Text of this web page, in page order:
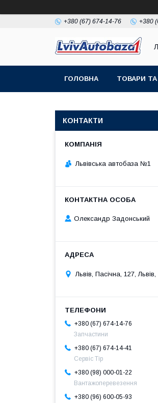
+380 (67) 674-14-76 +380
ГОЛОВНА ТОВАРИ
КОНТАКТИ
Львівська автобаза №1
Олександр Задонський
Львів, Пасічна, 127, Львів,
+380 (67) 674-14-76
Запчастини
+380 (67) 674-14-41
Сервіс Тір
+380 (98) 000-01-22
Вантажоперевезення
+380 (96) 600-05-93